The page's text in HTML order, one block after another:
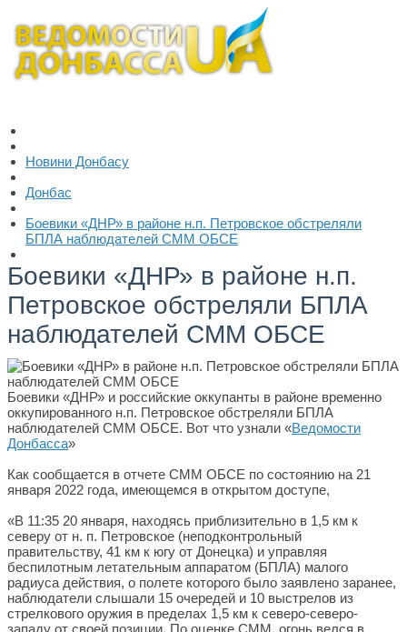
Новини Донбасу
Донбас
Боевики «ДНР» в районе н.п. Петровское обстреляли
БПЛА наблюдателей СММ ОБСЕ
Боевики «ДНР» в районе н.п.
Петровское обстреляли БПЛА
наблюдателей СММ ОБСЕ
Боевики «ДНР» и российские оккупанты в районе временно
оккупированного н.п. Петровское обстреляли БПЛА
наблюдателей СММ ОБСЕ. Вот что узнали «Ведомости
Донбасса»
Как сообщается в отчете СММ ОБСЕ по состоянию на 21
января 2022 года, имеющемся в открытом доступе,
«В 11:35 20 января, находясь приблизительно в 1,5 км к
северу от н. п. Петровское (неподконтрольный
правительству, 41 км к югу от Донецка) и управляя
беспилотным летательным аппаратом (БПЛА) малого
радиуса действия, о полете которого было заявлено заранее,
наблюдатели слышали 15 очередей и 10 выстрелов из
стрелкового оружия в пределах 1,5 км к северо-северо-
западу от своей позиции. По оценке СММ, огонь велся в